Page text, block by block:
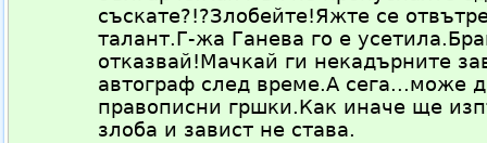
съскате?!?Злобейте!Яжте се
талант.Г-жа Ганева го е
отказвай!Мачкай ги некадърните
автограф след време.А сега...може
правописни гршки.Как иначе ще
злоба и завист не става.